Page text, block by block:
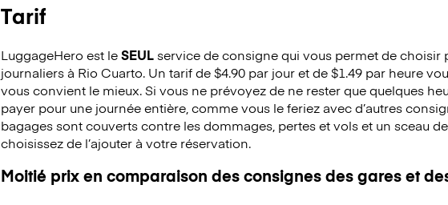
Tarif
LuggageHero est leSEULservice de consigne qui vous permet de choisir
journaliers à Rio Cuarto. Un tarif de $4.90 par jour et de $1.49 par heure
vous convient le mieux. Si vous ne prévoyez de ne rester que quelques
payer pour une journée entière, comme vous le feriez avec d’autres
bagages sont couverts contre les dommages, pertes et vols et un sceau
choisissez de l’ajouter à votre réservation.
Moitié prix en comparaison des consignes des gares et